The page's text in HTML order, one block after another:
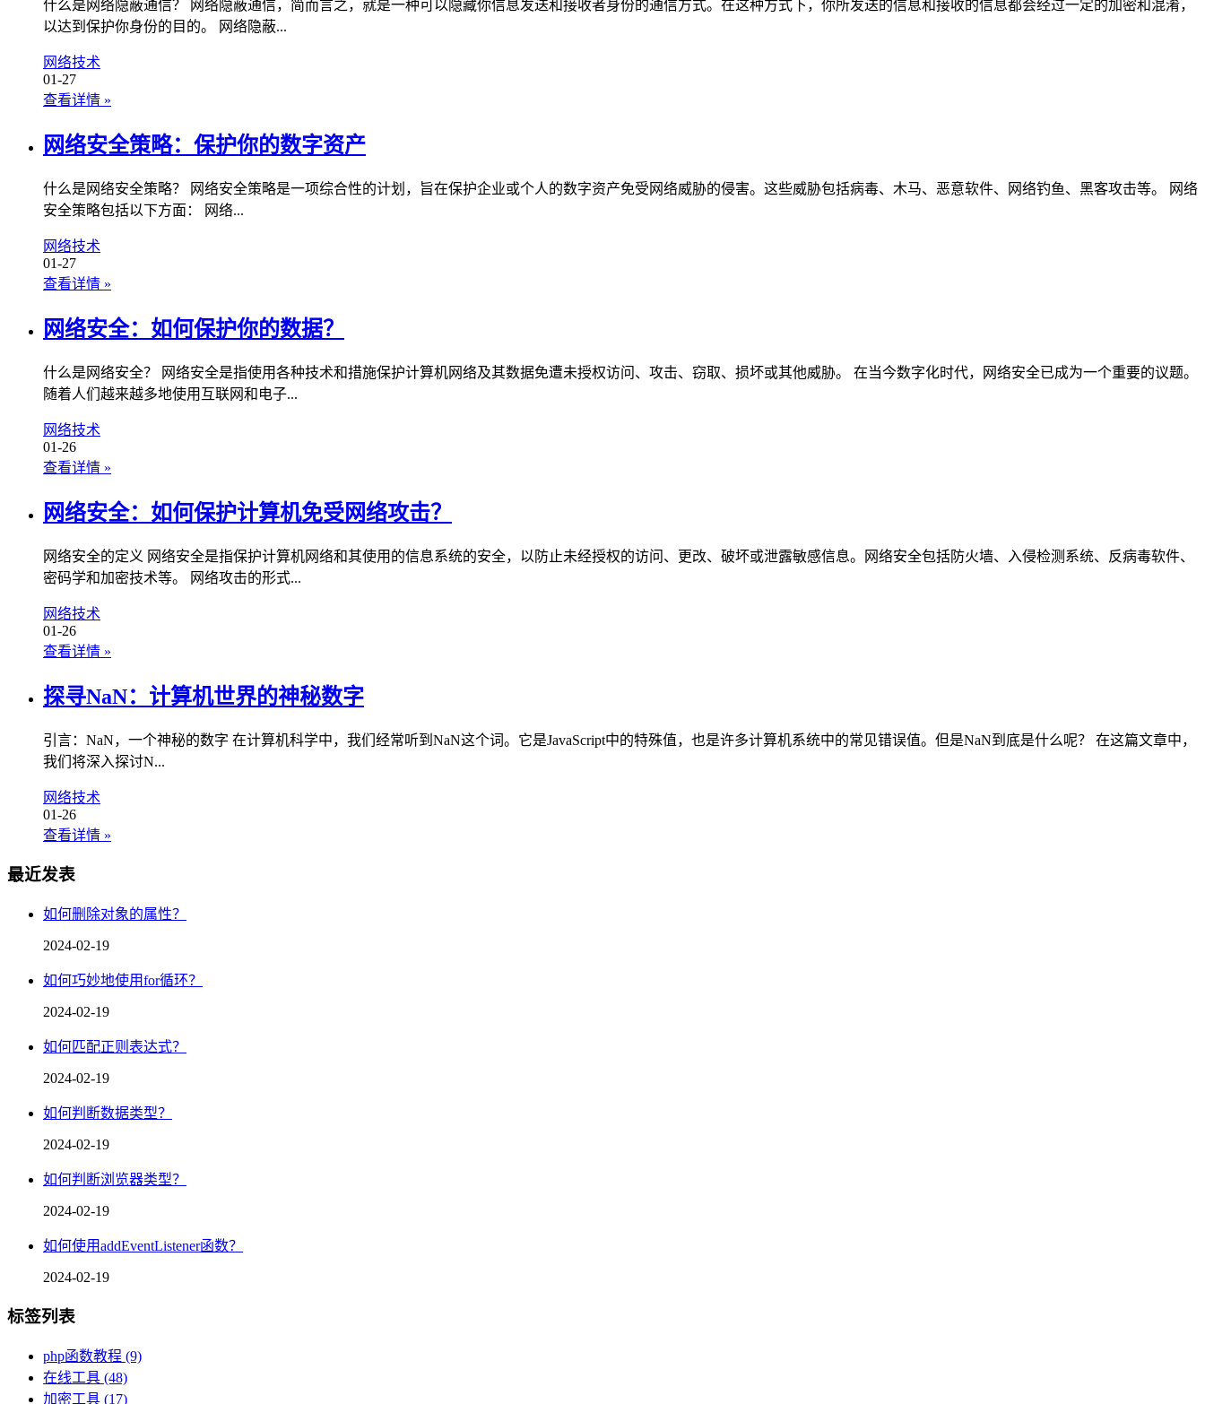
什么是网络隐蔽通信？ 网络隐蔽通信，简而言之，就是一种可以隐藏你信息发送和接收者身份的通信方式。在这种方式下，你所发送的信息和接收的信息都会经过一定的加密和混淆，
以达到保护你身份的目的。 网络隐蔽...
网络技术
01-27
查看详情 »
网络安全策略：保护你的数字资产
什么是网络安全策略？ 网络安全策略是一项综合性的计划，旨在保护企业或个人的数字资产免受网络威胁的侵害。这些威胁包括病毒、木马、恶意软件、网络钓鱼、黑客攻击等。 网络
安全策略包括以下方面： 网络...
网络技术
01-27
查看详情 »
网络安全：如何保护你的数据？
什么是网络安全？ 网络安全是指使用各种技术和措施保护计算机网络及其数据免遭未授权访问、攻击、窃取、损坏或其他威胁。 在当今数字化时代，网络安全已成为一个重要的议题。
随着人们越来越多地使用互联网和电子...
网络技术
01-26
查看详情 »
网络安全：如何保护计算机免受网络攻击？
网络安全的定义 网络安全是指保护计算机网络和其使用的信息系统的安全，以防止未经授权的访问、更改、破坏或泄露敏感信息。网络安全包括防火墙、入侵检测系统、反病毒软件、
密码学和加密技术等。 网络攻击的形式...
网络技术
01-26
查看详情 »
探寻NaN：计算机世界的神秘数字
引言：NaN，一个神秘的数字 在计算机科学中，我们经常听到NaN这个词。它是JavaScript中的特殊值，也是许多计算机系统中的常见错误值。但是NaN到底是什么呢？ 在这篇文章中，
我们将深入探讨N...
网络技术
01-26
查看详情 »
最近发表
如何删除对象的属性？
2024-02-19
如何巧妙地使用for循环？
2024-02-19
如何匹配正则表达式？
2024-02-19
如何判断数据类型？
2024-02-19
如何判断浏览器类型？
2024-02-19
如何使用addEventListener函数？
2024-02-19
标签列表
php函数教程 (9)
在线工具 (48)
加密工具 (17)